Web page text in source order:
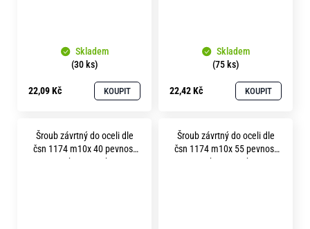
Skladem
(30 ks)
22,09 Kč KOUPIT
Skladem
(75 ks)
22,42 Kč KOUPIT
Šroub závrtný do oceli dle
čsn 1174 m10x 40 pevnost
8.8 bez povrchu
Šroub závrtný do oceli dle
čsn 1174 m10x 55 pevnost
8.8 bez povrchu